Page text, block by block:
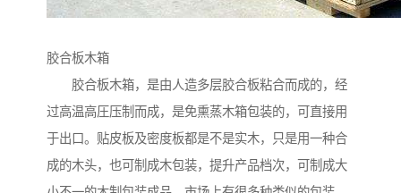
胶合板木箱
胶合板木箱，是由人造多层胶合板粘合而成的，经
过高温高圧压制而成，是免熏蒸木箱包装的，可直接用
于出口。贴皮板及密度板都是不是实木，只是用一种合
成的木头，也可制成木包装，提升产品档次，可制成大